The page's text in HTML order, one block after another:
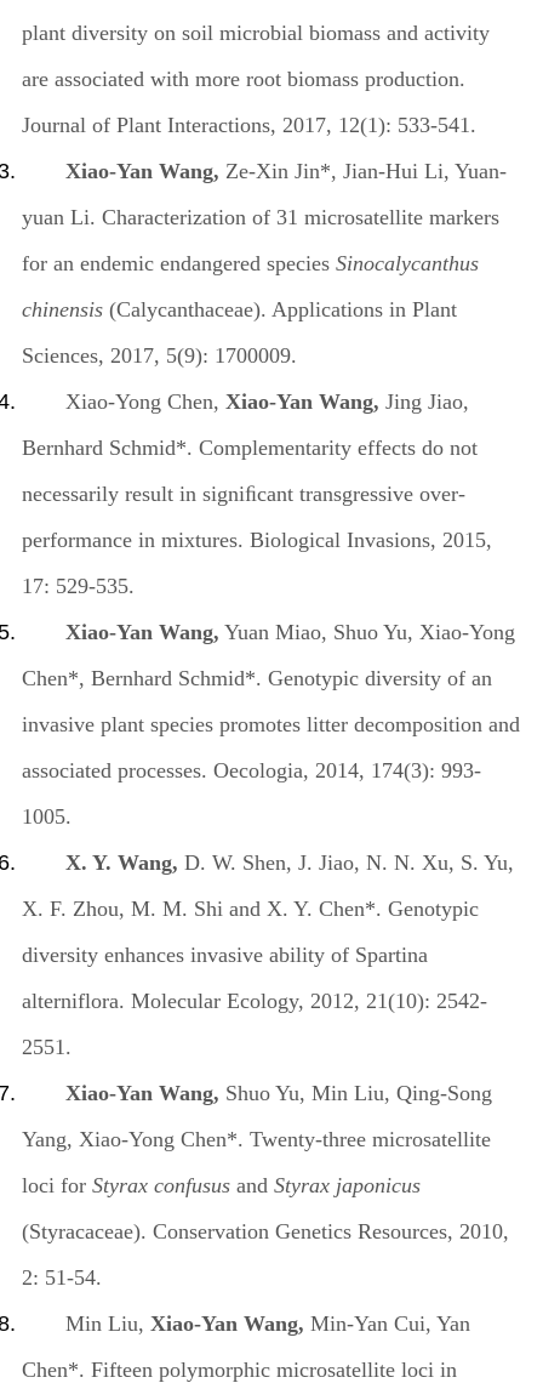
plant diversity on soil microbial biomass and activity
are associated with more root biomass production.
Journal of Plant Interactions, 2017, 12(1): 533-541.
Xiao-Yan Wang, Ze-Xin Jin*, Jian-Hui Li, Yuan-
yuan Li. Characterization of 31 microsatellite markers
for an endemic endangered species Sinocalycanthus
chinensis(Calycanthaceae). Applications in Plant
Sciences, 2017, 5(9): 1700009.
Xiao-Yong Chen, Xiao-Yan Wang, Jing Jiao,
Bernhard Schmid*. Complementarity effects do not
necessarily result in signiﬁcant transgressive over-
performance in mixtures. Biological Invasions, 2015,
17: 529-535.
Xiao-Yan Wang, Yuan Miao, Shuo Yu, Xiao-Yong
Chen*, Bernhard Schmid*. Genotypic diversity of an
invasive plant species promotes litter decomposition and
associated processes. Oecologia, 2014, 174(3): 993-
1005.
X. Y. Wang, D. W. Shen, J. Jiao, N. N. Xu, S. Yu,
X. F. Zhou, M. M. Shi and X. Y. Chen*. Genotypic
diversity enhances invasive ability of Spartina
alterniflora. Molecular Ecology, 2012, 21(10): 2542-
2551.
Xiao-Yan Wang, Shuo Yu, Min Liu, Qing-Song
Yang, Xiao-Yong Chen*. Twenty-three microsatellite
loci for Styrax confususand Styrax japonicus
(Styracaceae). Conservation Genetics Resources, 2010,
2: 51-54.
Min Liu, Xiao-Yan Wang, Min-Yan Cui, Yan
Chen*. Fifteen polymorphic microsatellite loci in